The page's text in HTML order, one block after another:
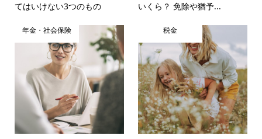
てはいけない3つのもの いくら？ 免除や猶予...
年金・社会保険 税金